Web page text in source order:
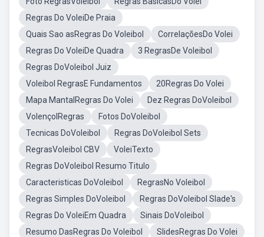
Regras Do VoleiDe Praia
Quais Sao asRegras Do Voleibol
CorrelaçõesDo Volei
Regras Do VoleiDe Quadra
3 RegrasDe Voleibol
Regras DoVoleibol Juiz
Voleibol RegrasE Fundamentos
20Regras Do Volei
Mapa MantalRegras Do Volei
Dez Regras DoVoleibol
VolençolRegras
Fotos DoVoleibol
Tecnicas DoVoleibol
Regras DoVoleibol Sets
RegrasVoleibol CBV
VoleiTexto
Regras DoVoleibol Resumo Titulo
Caracteristicas DoVoleibol
RegrasNo Voleibol
Regras Simples DoVoleibol
Regras DoVoleibol Slade's
Regras Do VoleiEm Quadra
Sinais DoVoleibol
Resumo DasRegras Do Voleibol
SlidesRegras Do Volei